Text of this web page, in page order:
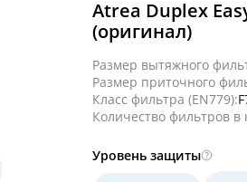
Atrea Duplex
(оригинал)
Размер вытяжного
Размер приточного
Класс фильтра (EN779):
Количество фильтров в
Уровень защиты